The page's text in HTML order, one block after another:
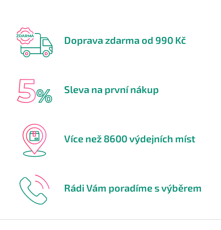
Doprava zdarma od 990 Kč
Sleva na první nákup
Více než 8600 výdejních míst
Rádi Vám poradíme s výběrem